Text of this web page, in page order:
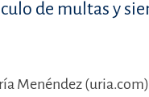
de multas y
Menéndez